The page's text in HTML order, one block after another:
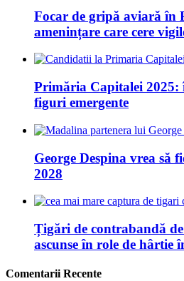
Focar de gripă aviară în
amenințare care cere
Primăria Capitalei
figuri emergente
George Despina vrea să
2028
Țigări de contrabandă
ascunse în role de hârtie
Comentarii Recente